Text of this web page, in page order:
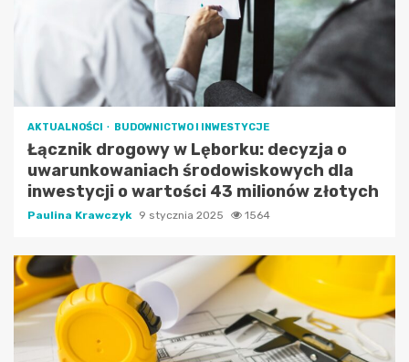
AKTUALNOŚCI BUDOWNICTWO I INWESTYCJE
Łącznik drogowy w Lęborku: decyzja o
uwarunkowaniach środowiskowych dla
inwestycji o wartości 43 milionów złotych
Paulina Krawczyk 9 stycznia 2025 1564